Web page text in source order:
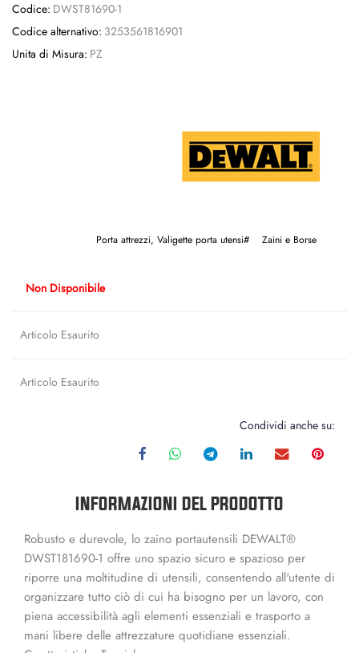
Codice: DWST81690-1
Codice alternativo: 3253561816901
Unita di Misura: PZ
Porta attrezzi, Valigette porta utensi# Zaini e Borse
Non Disponibile
Articolo Esaurito
Articolo Esaurito
Condividi anche su:
INFORMAZIONI DEL PRODOTTO
Robusto e durevole, lo zaino portautensili DEWALT®
DWST181690-1 offre uno spazio sicuro e spazioso per
riporre una moltitudine di utensili, consentendo all'utente di
organizzare tutto ciò di cui ha bisogno per un lavoro, con
piena accessibilità agli elementi essenziali e trasporto a
mani libere delle attrezzature quotidiane essenziali.